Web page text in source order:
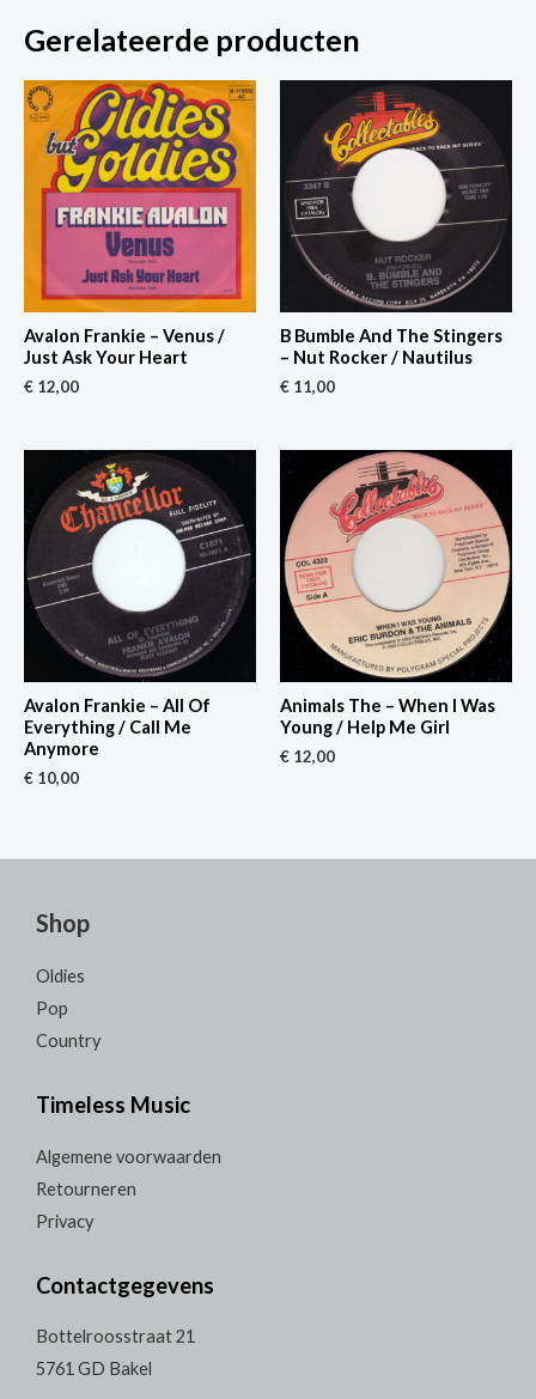
aantal
Gerelateerde producten
Avalon Frankie – Venus /
Just Ask Your Heart
€ 12,00
B Bumble And The Stingers
– Nut Rocker / Nautilus
€ 11,00
Avalon Frankie – All Of
Everything / Call Me
Anymore
€ 10,00
Animals The – When I Was
Young / Help Me Girl
€ 12,00
Shop
Oldies
Pop
Country
Timeless Music
Algemene voorwaarden
Retourneren
Privacy
Contactgegevens
Bottelroosstraat 21
5761 GD Bakel